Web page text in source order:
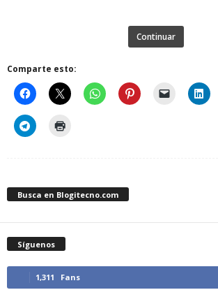
Continuar
Comparte esto:
Busca en Blogitecno.com
Síguenos
1,311 Fans